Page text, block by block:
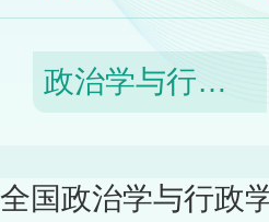
政治学与行政学
全国政治学与行政